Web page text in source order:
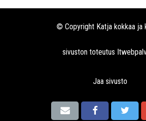
© Copyright Katja kokkaa ja
sivuston toteutus
Jaa sivusto